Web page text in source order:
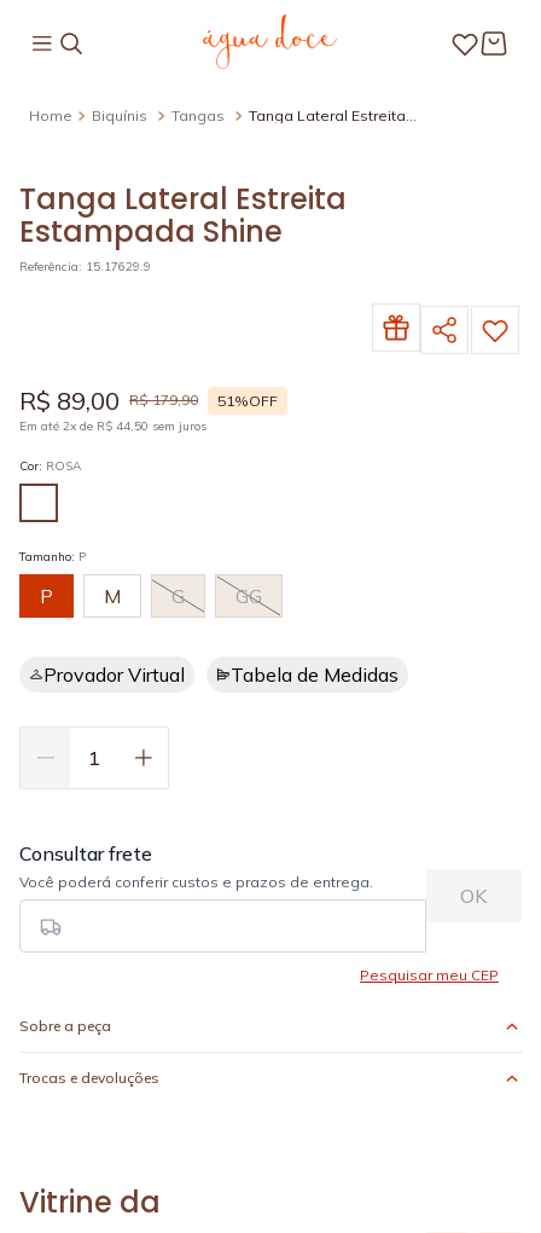
Biquínis Tangas
Tanga Lateral Estreita
Tanga Lateral Estreita
Estampada Shine
Referência: 15.17629.9
R$ 89,00 R$ 179,90 51%OFF
Em até 2x de R$ 44,50 sem juros
Cor: ROSA
Tamanho: P
P M G GG
Provador Virtual Tabela de Medidas
Sobre a peça
Trocas e devoluções
Vitrine da